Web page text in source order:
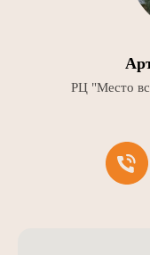
РЦ "Место